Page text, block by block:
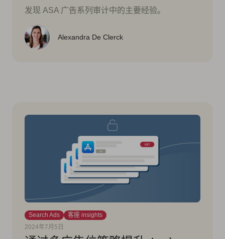
发现 ASA 广告系列审计中的主要经验。
Alexandra De Clerck
Search Ads
客座 insights
2024年7月5日